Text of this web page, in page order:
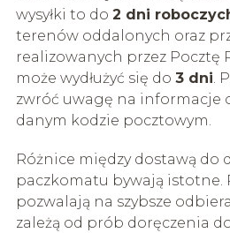
wysyłki to do 2 dni
terenów oddalonych oraz
realizowanych przez Pocztę
może wydłużyć się do 3 dni.
zwróć uwagę na informacje
danym kodzie pocztowym.
Różnice między dostawą do
paczkomatu bywają istotne.
pozwalają na szybsze
zależą od prób doręczenia